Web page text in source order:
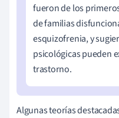
fueron de los
de familias
esquizofrenia, y
psicológicas pueden
trastorno.
Algunas teorías